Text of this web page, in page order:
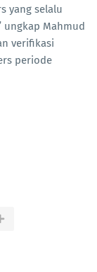
yang selalu
ungkap Mahmud
verifikasi
periode